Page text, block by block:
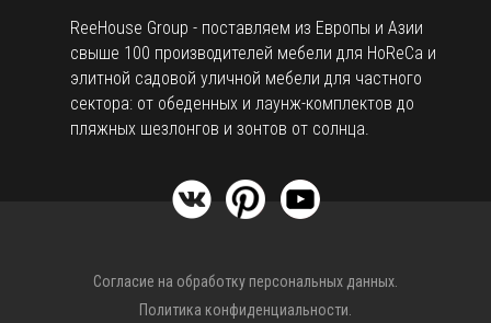
ReeHouse Group - поставляем из Европы и Азии
свыше 100 производителей мебели для HoReCa и
элитной садовой уличной мебели для частного
сектора: от обеденных и лаунж-комплектов до
пляжных шезлонгов и зонтов от солнца.
Согласие на обработку персональных данных.
Политика конфиденциальности.